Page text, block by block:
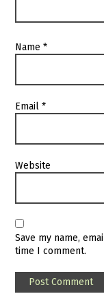
Name*
Email*
Website
Save my name,
time I comment.